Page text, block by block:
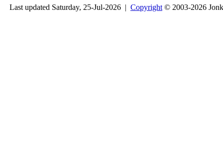
Last updated Saturday, 25-Jul-2026 | Copyright © 2003-2026